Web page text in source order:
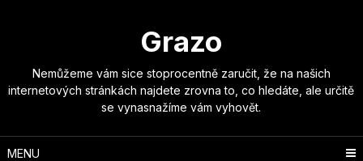
Grazo
Nemůžeme vám sice stoprocentně zaručit, že na našich
internetových stránkách najdete zrovna to, co hledáte, ale určitě
se vynasnažíme vám vyhovět.
MENU